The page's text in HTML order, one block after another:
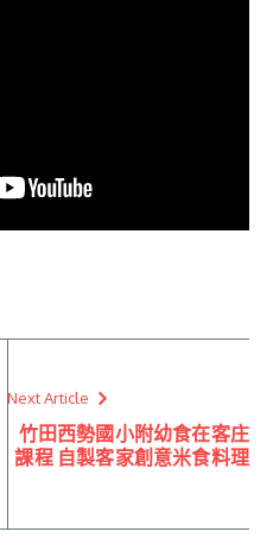
Next Article
竹田西勢國小附幼食在客庄
課程 自製客家創意米食料理